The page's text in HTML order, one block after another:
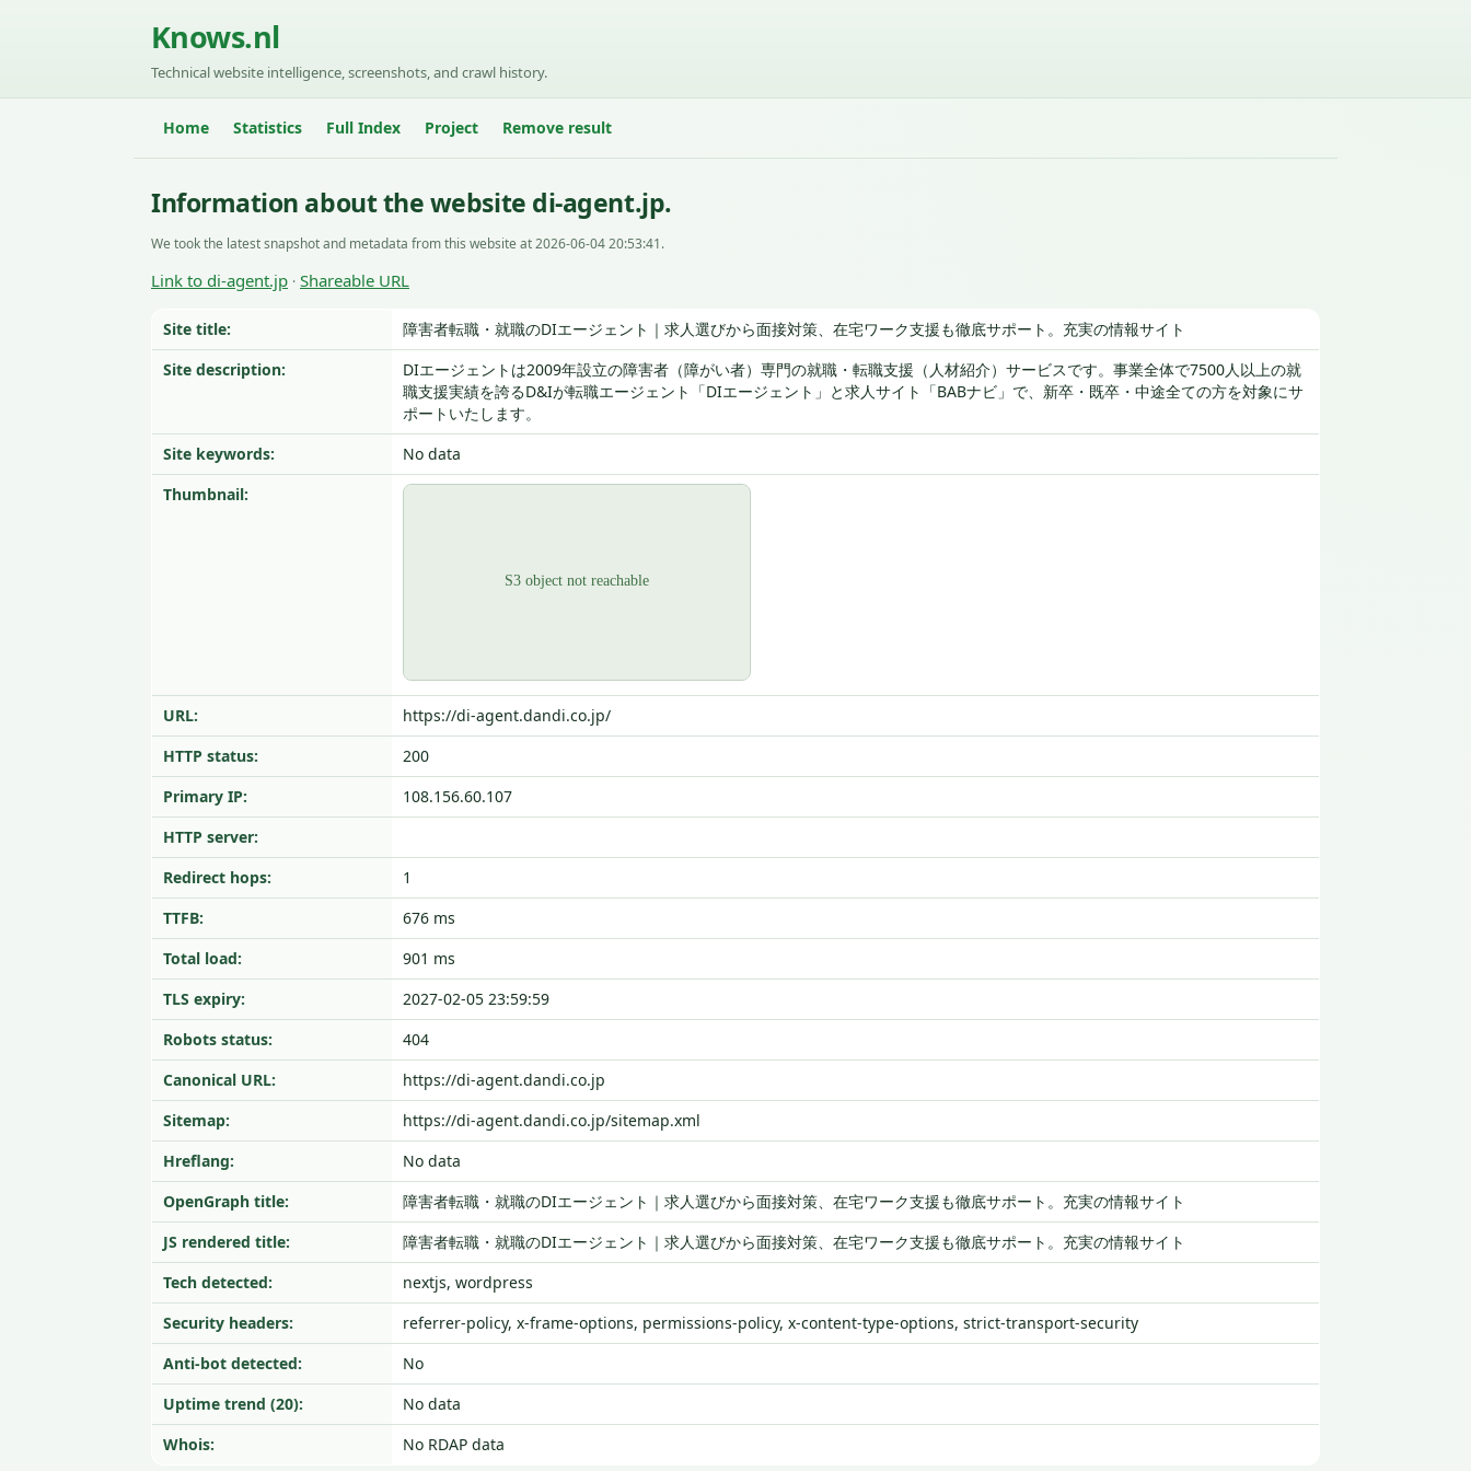
Knows.nl
Technical website intelligence, screenshots, and crawl history.
Home Statistics Full Index Project Remove result
Information about the website di-agent.jp.
We took the latest snapshot and metadata from this website at 2026-06-04 20:53:41.
Link to di-agent.jp · Shareable URL
Site title:
障害者転職・就職のDIエージェント｜求人選びから面接対策、在宅ワーク支援も徹底サポート。充実の情報サイト
Site description:
DIエージェントは2009年設立の障害者（障がい者）専門の就職・転職支援（人材紹介）サービスです。事業全体で7500人以上の就
職支援実績を誇るD&Iが転職エージェント「DIエージェント」と求人サイト「BABナビ」で、新卒・既卒・中途全ての方を対象にサ
ポートいたします。
Site keywords:
No data
Thumbnail:
URL:
https://di-agent.dandi.co.jp/
HTTP status:
200
Primary IP:
108.156.60.107
HTTP server:
Redirect hops:
1
TTFB:
676 ms
Total load:
901 ms
TLS expiry:
2027-02-05 23:59:59
Robots status:
404
Canonical URL:
https://di-agent.dandi.co.jp
Sitemap:
https://di-agent.dandi.co.jp/sitemap.xml
Hreflang:
No data
OpenGraph title:
障害者転職・就職のDIエージェント｜求人選びから面接対策、在宅ワーク支援も徹底サポート。充実の情報サイト
JS rendered title:
障害者転職・就職のDIエージェント｜求人選びから面接対策、在宅ワーク支援も徹底サポート。充実の情報サイト
Tech detected:
nextjs, wordpress
Security headers:
referrer-policy, x-frame-options, permissions-policy, x-content-type-options, strict-transport-security
Anti-bot detected:
No
Uptime trend (20):
No data
Whois:
No RDAP data